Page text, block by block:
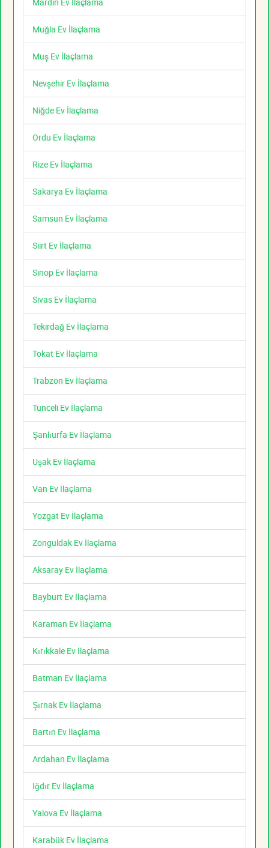
Muğla Ev İlaçlama
Muş Ev İlaçlama
Nevşehir Ev İlaçlama
Niğde Ev İlaçlama
Ordu Ev İlaçlama
Rize Ev İlaçlama
Sakarya Ev İlaçlama
Samsun Ev İlaçlama
Siirt Ev İlaçlama
Sinop Ev İlaçlama
Sivas Ev İlaçlama
Tekirdağ Ev İlaçlama
Tokat Ev İlaçlama
Trabzon Ev İlaçlama
Tunceli Ev İlaçlama
Şanlıurfa Ev İlaçlama
Uşak Ev İlaçlama
Van Ev İlaçlama
Yozgat Ev İlaçlama
Zonguldak Ev İlaçlama
Aksaray Ev İlaçlama
Bayburt Ev İlaçlama
Karaman Ev İlaçlama
Kırıkkale Ev İlaçlama
Batman Ev İlaçlama
Şırnak Ev İlaçlama
Bartın Ev İlaçlama
Ardahan Ev İlaçlama
Iğdır Ev İlaçlama
Yalova Ev İlaçlama
Karabük Ev İlaçlama